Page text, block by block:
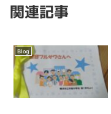
関連記事
Blog